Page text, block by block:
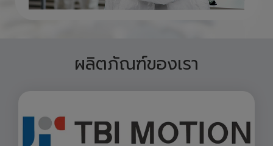
ผลิตภัณฑ์ของเรา